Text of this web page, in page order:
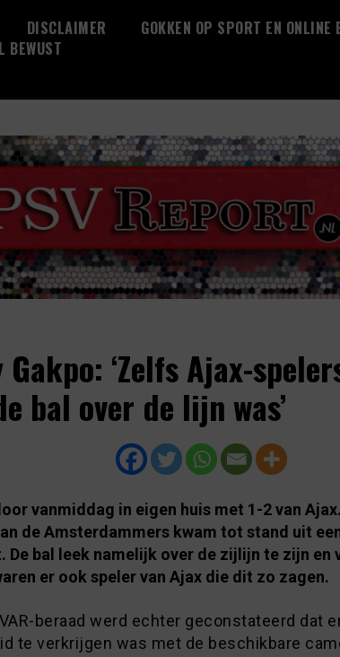
DISCLAIMER GOKKEN OP SPORT EN ONLINE
BEWUST
Gakpo: ‘Zelfs Ajax-
bal over de lijn was’
vanmiddag in eigen huis met 1-2 van
de Amsterdammers kwam tot stand uit
De bal leek namelijk over de zijlijn te zijn en
er ook speler van Ajax die dit zo zagen.
beraad werd echter geconstateerd dat er
te verkrijgen was met de beschikbare